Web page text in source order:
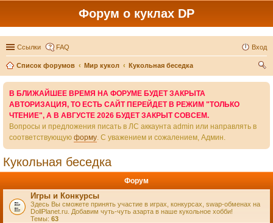
Форум о куклах DP
Ссылки FAQ Вход
Список форумов Мир кукол
Кукольная беседка
В БЛИЖАЙШЕЕ ВРЕМЯ НА ФОРУМЕ БУДЕТ ЗАКРЫТА
АВТОРИЗАЦИЯ, ТО ЕСТЬ САЙТ ПЕРЕЙДЕТ В РЕЖИМ "ТОЛЬКО
ЧТЕНИЕ", А В АВГУСТЕ 2026 БУДЕТ ЗАКРЫТ СОВСЕМ.
Вопросы и предложения писать в ЛС аккаунта admin или направлять в
соответствующую форму. С уважением и сожалением, Админ.
Кукольная беседка
Форум
Игры и Конкурсы
Здесь Вы сможете принять участие в играх, конкурсах, swap-обменах на
DollPlanet.ru. Добавим чуть-чуть азарта в наше кукольное хобби!
Темы: 63